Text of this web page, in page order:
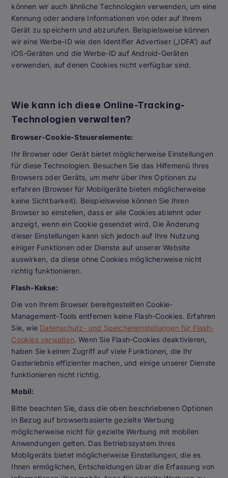
können wir auch ähnliche Technologien verwenden, um eine
Kennung oder andere Informationen von oder auf Ihrem
Gerät zu speichern und abzurufen. Beispielsweise können
wir eine Werbe-ID wie den Identifier Advertiser („IDFA“) auf
iOS-Geräten und die Werbe-ID auf Android-Geräten
verwenden, auf denen Cookies nicht verfügbar sind.
Wie kann ich diese Online-Tracking-
Technologien verwalten?
Browser-Cookie-Steuerelemente:
Ihr Browser oder Gerät bietet möglicherweise Einstellungen
für diese Technologien. Besuchen Sie das Hilfemenü Ihres
Browsers oder Geräts, um mehr über Ihre Optionen zu
erfahren (Browser für Mobilgeräte bieten möglicherweise
keine Sichtbarkeit). Beispielsweise können Sie Ihren
Browser so einstellen, dass er alle Cookies ablehnt oder
anzeigt, wenn ein Cookie gesendet wird. Die Änderung
dieser Einstellungen kann sich jedoch auf Ihre Nutzung
einiger Funktionen oder Dienste auf unserer Website
auswirken, da diese ohne Cookies möglicherweise nicht
richtig funktionieren.
Flash-Kekse:
Die von Ihrem Browser bereitgestellten Cookie-
Management-Tools entfernen keine Flash-Cookies. Erfahren
Sie, wie Datenschutz- und Speichereinstellungen für Flash-
Cookies verwalten. Wenn Sie Flash-Cookies deaktivieren,
haben Sie keinen Zugriff auf viele Funktionen, die Ihr
Gasterlebnis effizienter machen, und einige unserer Dienste
funktionieren nicht richtig.
Mobil:
Bitte beachten Sie, dass die oben beschriebenen Optionen
in Bezug auf browserbasierte gezielte Werbung
möglicherweise nicht für gezielte Werbung mit mobilen
Anwendungen gelten. Das Betriebssystem Ihres
Mobilgeräts bietet möglicherweise Einstellungen, die es
Ihnen ermöglichen, Entscheidungen über die Erfassung von